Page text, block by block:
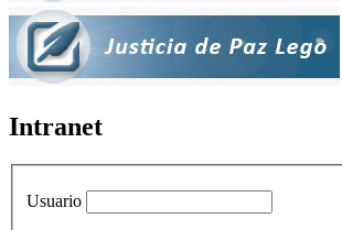
Intranet
Usuario